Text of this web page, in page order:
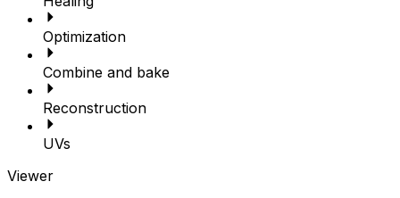
Optimization
Combine and bake
Reconstruction
UVs
Viewer